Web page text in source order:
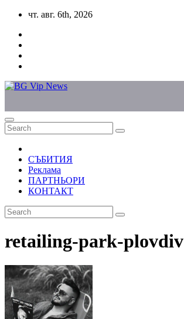
Skip
content
чт. авг. 6th, 2026
СЪБИТИЯ
Реклама
ПАРТНЬОРИ
КОНТАКТ
retailing-park-plovdiv